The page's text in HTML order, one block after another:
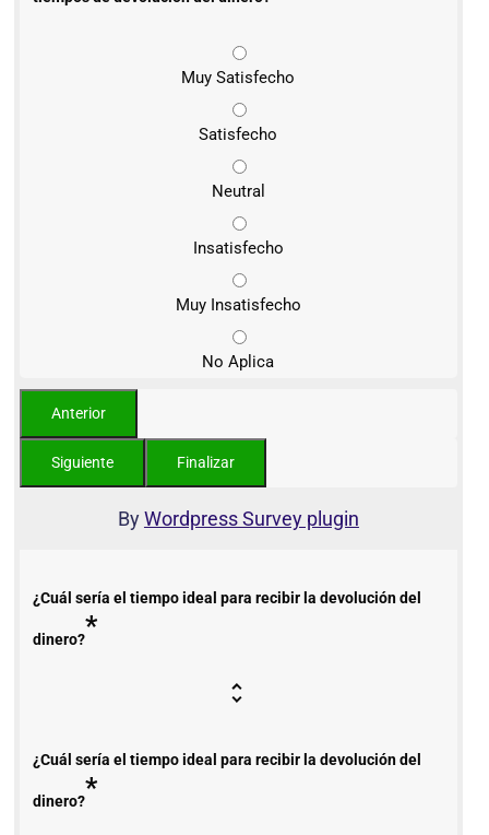
Muy Satisfecho
Satisfecho
Neutral
Insatisfecho
Muy Insatisfecho
No Aplica
ByWordpress Survey plugin
¿Cuál sería el tiempo ideal para recibir la devolución del
dinero?*
¿Cuál sería el tiempo ideal para recibir la devolución del
dinero?*